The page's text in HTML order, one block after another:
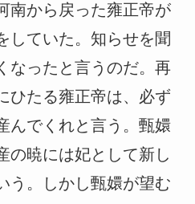
南から戻った雍正帝が
していた。知らせを聞
なったと言うのだ。再
ひたる雍正帝は、必ず
んでくれと言う。甄嬛
の暁には妃として新し
う。しかし甄嬛が望む